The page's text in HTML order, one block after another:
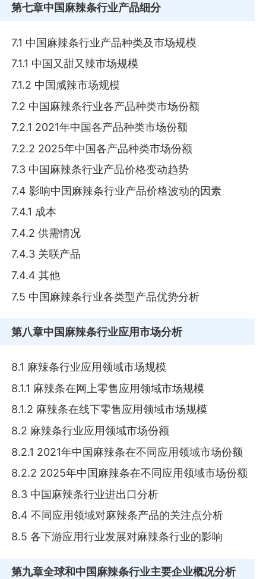
第七章中国麻辣条行业产品细分
7.1 中国麻辣条行业产品种类及市场规模
7.1.1 中国又甜又辣市场规模
7.1.2 中国咸辣市场规模
7.2 中国麻辣条行业各产品种类市场份额
7.2.1 2021年中国各产品种类市场份额
7.2.2 2025年中国各产品种类市场份额
7.3 中国麻辣条行业产品价格变动趋势
7.4 影响中国麻辣条行业产品价格波动的因素
7.4.1 成本
7.4.2 供需情况
7.4.3 关联产品
7.4.4 其他
7.5 中国麻辣条行业各类型产品优势分析
第八章中国麻辣条行业应用市场分析
8.1 麻辣条行业应用领域市场规模
8.1.1 麻辣条在网上零售应用领域市场规模
8.1.2 麻辣条在线下零售应用领域市场规模
8.2 麻辣条行业应用领域市场份额
8.2.1 2021年中国麻辣条在不同应用领域市场份额
8.2.2 2025年中国麻辣条在不同应用领域市场份额
8.3 中国麻辣条行业进出口分析
8.4 不同应用领域对麻辣条产品的关注点分析
8.5 各下游应用行业发展对麻辣条行业的影响
第九章全球和中国麻辣条行业主要企业概况分析